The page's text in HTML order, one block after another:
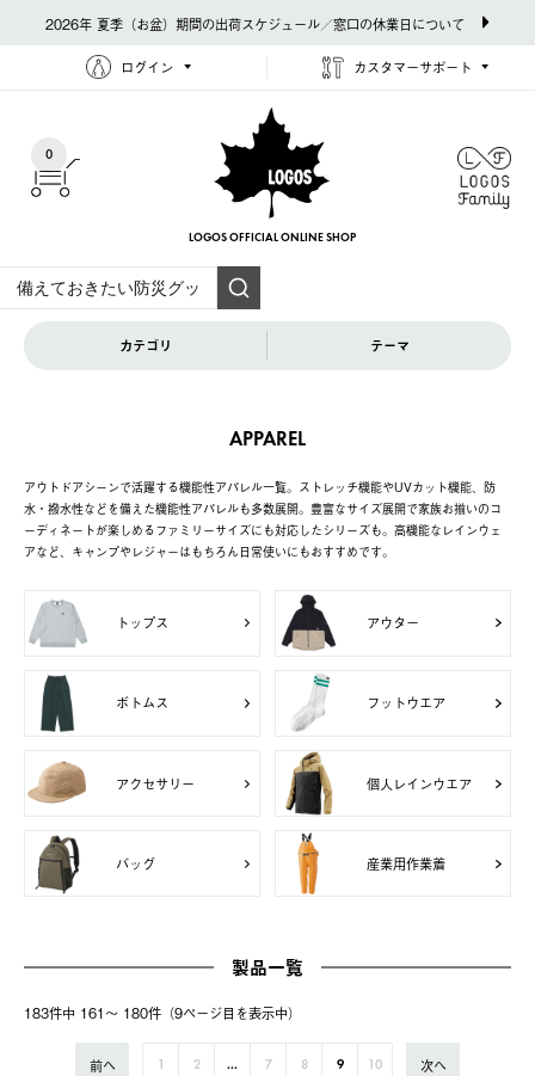
2026年 夏季（お盆）期間の出荷スケジュール／窓口の休業日について
ログイン カスタマーサポート
0
LOGOS OFFICIAL ONLINE SHOP
カテゴリ テーマ
APPAREL
アウトドアシーンで活躍する機能性アパレル一覧。ストレッチ機能やUVカット機能、防
水・撥水性などを備えた機能性アパレルも多数展開。豊富なサイズ展開で家族お揃いのコ
ーディネートが楽しめるファミリーサイズにも対応したシリーズも。高機能なレインウェ
アなど、キャンプやレジャーはもちろん日常使いにもおすすめです。
トップス アウター
ボトムス フットウエア
アクセサリー 個人レインウエア
バッグ 産業用作業着
製品一覧
183件中 161〜 180件（9ページ⽬を表⽰中）
前へ 2 ... 7 8 9 10 次へ